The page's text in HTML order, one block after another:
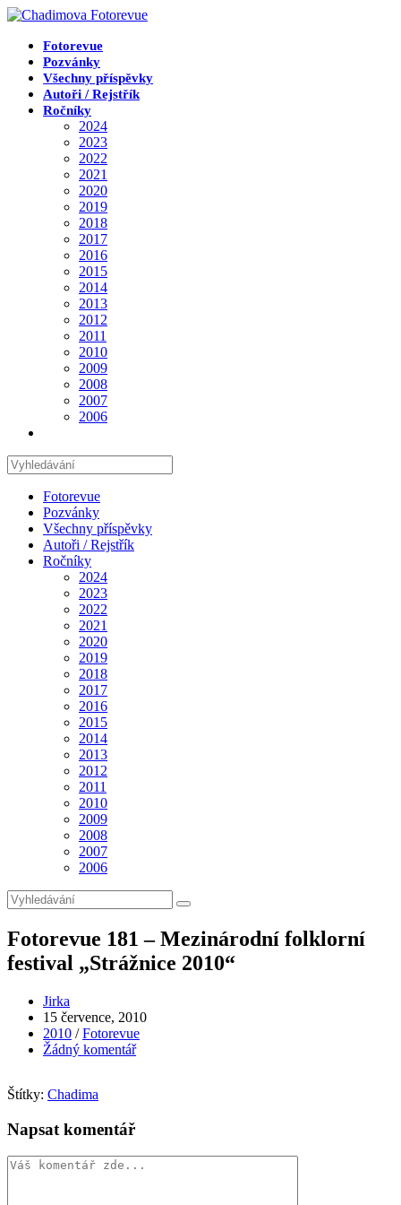
Přejít
obsahuFotorevue
Pozvánky
Všechny příspěvky
Autoři / Rejstřík
Ročníky
2024
2023
2022
2021
2020
2019
2018
2017
2016
2015
2014
2013
2012
2011
2010
2009
2008
2007
2006
Hledat
na
stránceFotorevue
Pozvánky
Všechny příspěvky
Autoři / Rejstřík
Ročníky
2024
2023
2022
2021
2020
2019
2018
2017
2016
2015
2014
2013
2012
2011
2010
2009
2008
2007
2006
Fotorevue 181 – Mezinárodní folklorní
festival „Strážnice 2010“
Autor
příspěvku
Jirka
Příspěvek
byl
publikován
15 července, 2010
Rubriky
příspěvku
2010 / Fotorevue
Komentáře
Žádný komentář
Štítky: Chadima
Napsat komentář
Komentář